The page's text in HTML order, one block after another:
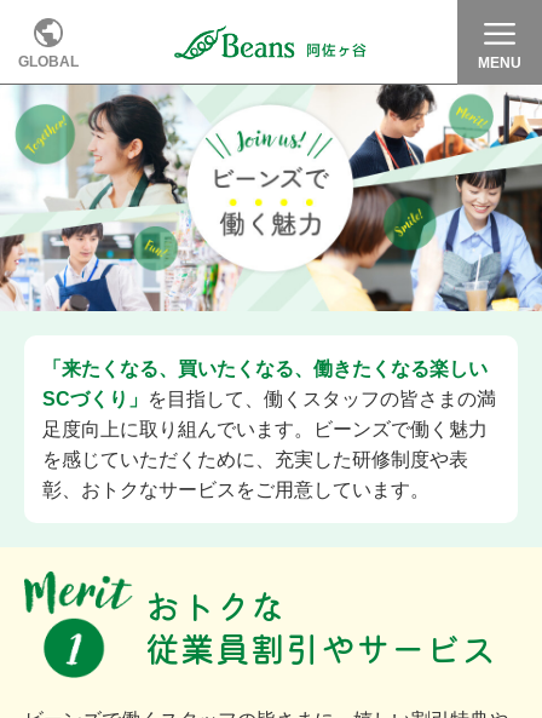
GLOBAL MENU
「来たくなる、買いたくなる、働きたくなる楽しい
SCづくり」 を目指して、働くスタッフの皆さまの満
足度向上に取り組んでいます。ビーンズで働く魅力
を感じていただくために、充実した研修制度や表
彰、おトクなサービスをご用意しています。
おトクな
従業員割引やサービス